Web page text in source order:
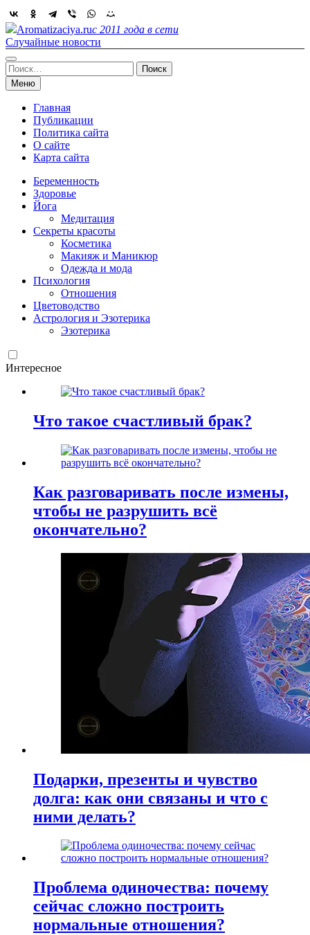
Skip
to
content
Aromatizaciya.ruс 2011 года в сети
Случайные новости
Найти:
Меню
Главная
Публикации
Политика сайта
О сайте
Карта сайта
Беременность
Здоровье
Йога
Медитация
Секреты красоты
Косметика
Макияж и Маникюр
Одежда и мода
Психология
Отношения
Цветоводство
Астрология и Эзотерика
Эзотерика
Интересное
Что такое счастливый брак?
Как разговаривать после измены,
чтобы не разрушить всё
окончательно?
Подарки, презенты и чувство
долга: как они связаны и что с
ними делать?
Проблема одиночества: почему
сейчас сложно построить
нормальные отношения?